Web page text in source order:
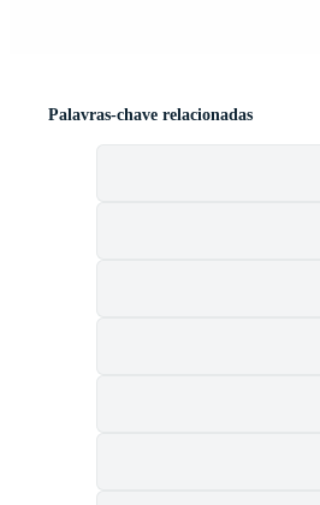
Palavras-chave relacionadas